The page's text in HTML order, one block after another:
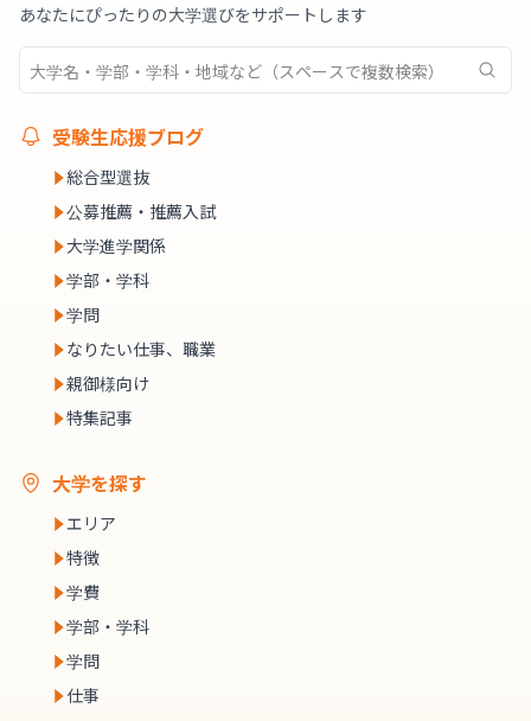
あなたにぴったりの大学選びをサポートします
受験生応援ブログ
総合型選抜
公募推薦・推薦入試
大学進学関係
学部・学科
学問
なりたい仕事、職業
親御様向け
特集記事
大学を探す
エリア
特徴
学費
学部・学科
学問
仕事